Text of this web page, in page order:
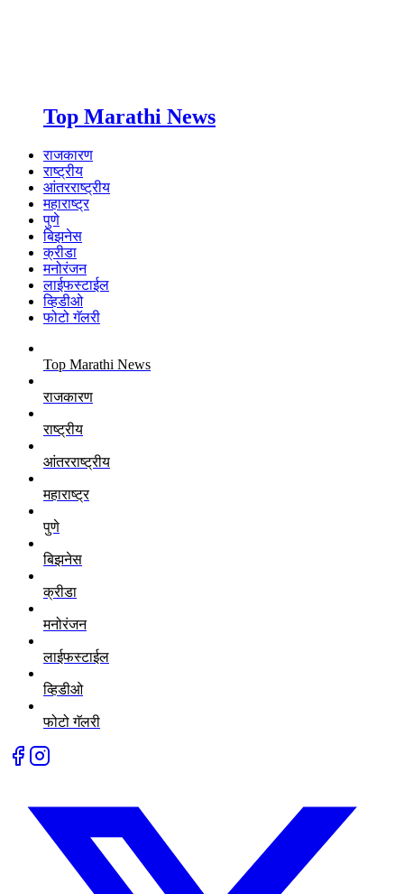
Top Marathi News
राजकारण
राष्ट्रीय
आंतरराष्ट्रीय
महाराष्ट्र
पुणे
बिझनेस
क्रीडा
मनोरंजन
लाईफस्टाईल
व्हिडीओ
फोटो गॅलरी
Top Marathi News
राजकारण
राष्ट्रीय
आंतरराष्ट्रीय
महाराष्ट्र
पुणे
बिझनेस
क्रीडा
मनोरंजन
लाईफस्टाईल
व्हिडीओ
फोटो गॅलरी